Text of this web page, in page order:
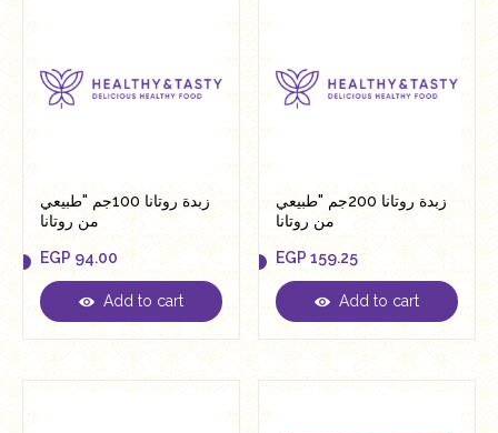
زبدة روتانا 100جم "طبيعي
من روتانا
EGP 94.00
EGP 94.00
Add to cart
زبدة روتانا 200جم "طبيعي
من روتانا
EGP 159.25
EGP 159.25
Add to cart